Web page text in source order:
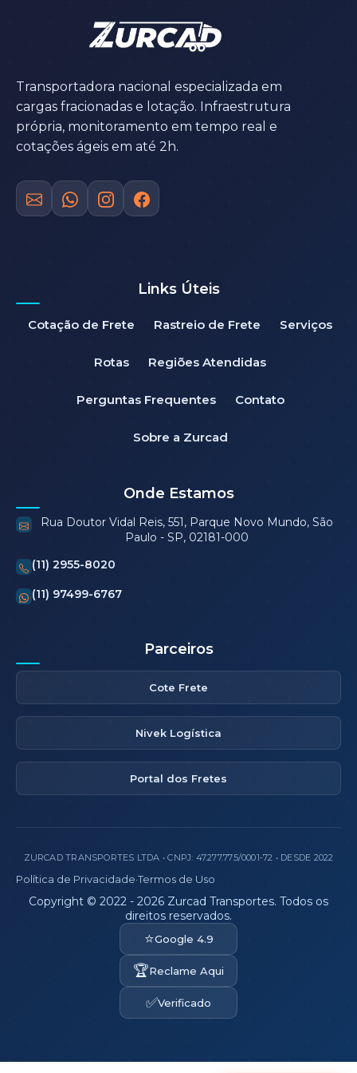
Transportadora nacional especializada em
cargas fracionadas e lotação. Infraestrutura
própria, monitoramento em tempo real e
cotações ágeis em até 2h.
Links Úteis
Cotação de Frete Rastreio de Frete Serviços
Rotas Regiões Atendidas
Perguntas Frequentes Contato
Sobre a Zurcad
Onde Estamos
Rua Doutor Vidal Reis, 551, Parque Novo Mundo, São
Paulo - SP, 02181-000
(11) 2955-8020
(11) 97499-6767
Parceiros
Cote Frete
Nivek Logística
Portal dos Fretes
ZURCAD TRANSPORTES LTDA • CNPJ: 47.277.775/0001-72 • DESDE 2022
Política de Privacidade·Termos de Uso
Copyright © 2022 - 2026 Zurcad Transportes. Todos os
direitos reservados.
⭐Google 4.9
🏆Reclame Aqui
✅Verificado